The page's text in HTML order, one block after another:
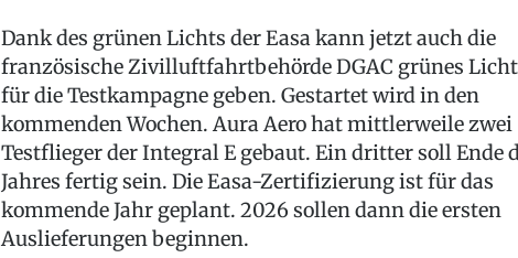
Dank des grünen Lichts der Easa kann jetzt auch die
französische Zivilluftfahrtbehörde DGAC grünes Licht
für die Testkampagne geben. Gestartet wird in den
kommenden Wochen. Aura Aero hat mittlerweile zwei
Testflieger der Integral E gebaut. Ein dritter soll Ende
Jahres fertig sein. Die Easa-Zertifizierung ist für das
kommende Jahr geplant. 2026 sollen dann die ersten
Auslieferungen beginnen.